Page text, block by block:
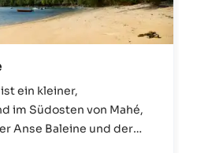
ein kleiner,
im Südosten von Mahé,
Anse Baleine und der